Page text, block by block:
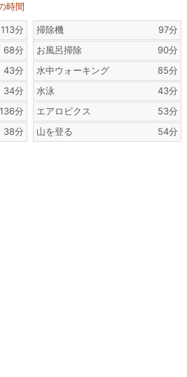
時間
113分
68分
43分
34分
136分
38分
掃除機
97分
お風呂掃除
90分
水中ウォーキング
85分
水泳
43分
エアロビクス
53分
山を登る
54分